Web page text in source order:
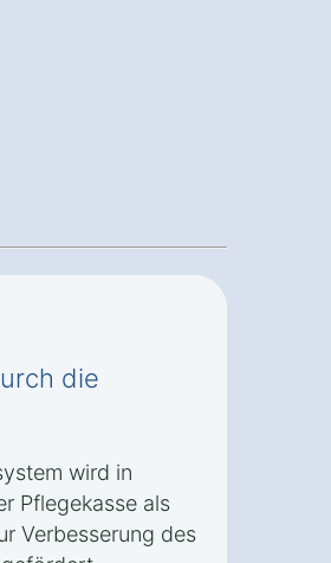
die
wird in
Pflegekasse als
Verbesserung des